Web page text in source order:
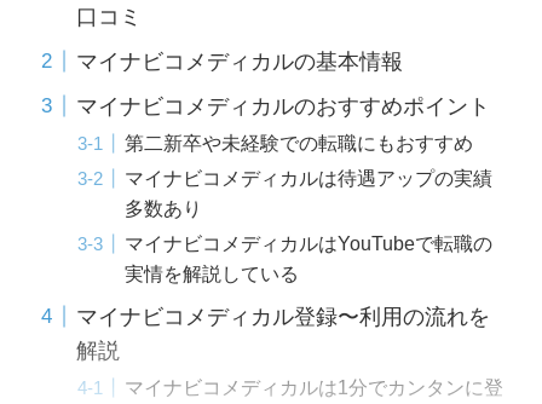
口コミ
マイナビコメディカルの基本情報
マイナビコメディカルのおすすめポイント
第二新卒や未経験での転職にもおすすめ
マイナビコメディカルは待遇アップの実績
多数あり
マイナビコメディカルはYouTubeで転職の
実情を解説している
マイナビコメディカル登録〜利用の流れを
解説
マイナビコメディカルは1分でカンタンに登